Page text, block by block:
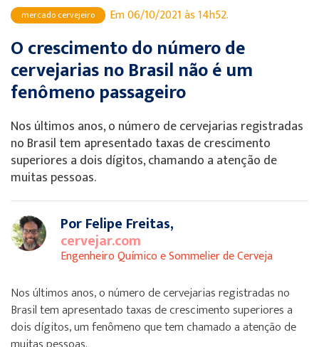
mercado cervejeiro Em 06/10/2021 às 14h52.
O crescimento do número de
cervejarias no Brasil não é um
fenômeno passageiro
Nos últimos anos, o número de cervejarias registradas
no Brasil tem apresentado taxas de crescimento
superiores a dois dígitos, chamando a atenção de
muitas pessoas.
Por Felipe Freitas,
cervejar.com
Engenheiro Químico e Sommelier de Cerveja
Nos últimos anos, o número de cervejarias registradas no
Brasil tem apresentado taxas de crescimento superiores a
dois dígitos, um fenômeno que tem chamado a atenção de